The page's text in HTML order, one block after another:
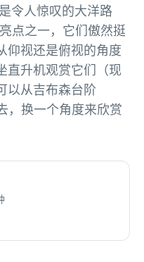
令人惊叹的大洋路
点之一，它们傲然挺
仰视还是俯视的角度
直升机观赏它们（现
以从吉布森台阶
，换一个角度来欣赏